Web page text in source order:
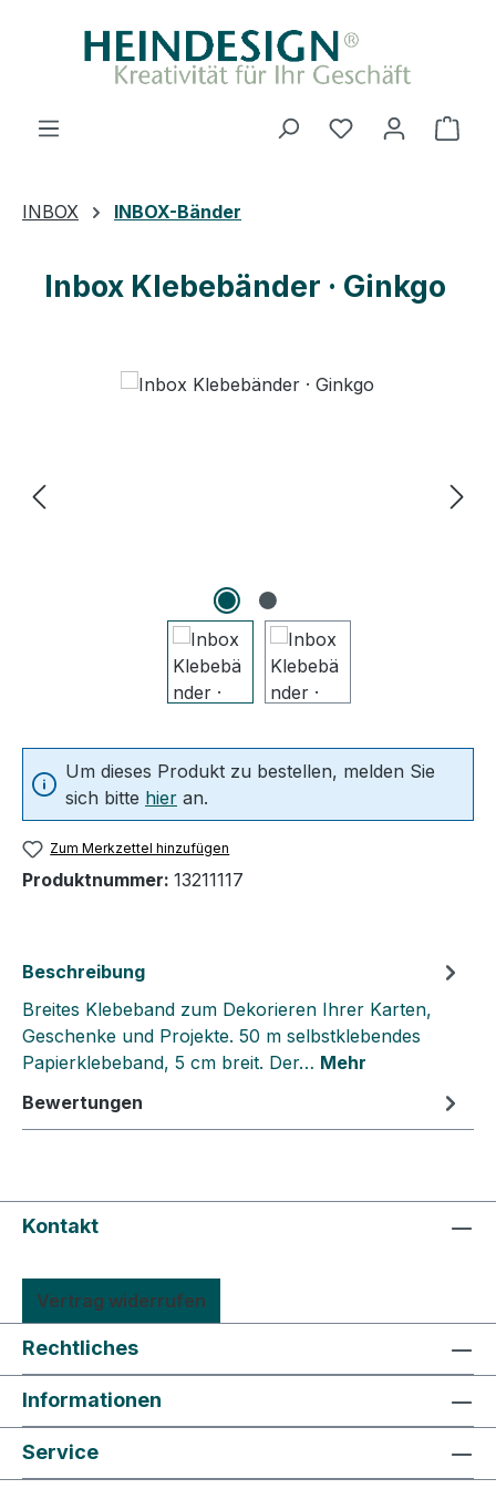
Zum Hauptinhalt springen
Du hast 0
INBOX INBOX-Bänder
Inbox Klebebänder · Ginkgo
Um dieses Produkt zu bestellen, melden Sie
sich bitte hier an.
Zum Merkzettel hinzufügen
Produktnummer: 13211117
Beschreibung
Breites Klebeband zum Dekorieren Ihrer Karten,
Geschenke und Projekte. 50 m selbstklebendes
Papierklebeband, 5 cm breit. Der… Mehr
Bewertungen
Kontakt
Vertrag widerrufen
Rechtliches
Informationen
Service